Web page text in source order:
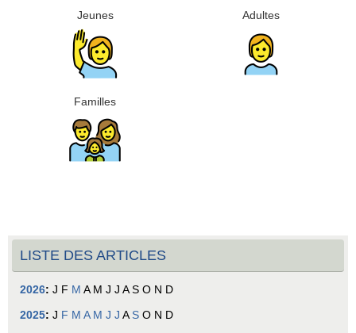
Jeunes Adultes
Familles
LISTE DES ARTICLES
2026: J F M A M J J A S O N D
2025: J F M A M J J A S O N D